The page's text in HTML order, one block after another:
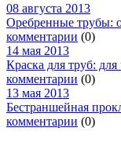
08 августа 2013
Оребренные трубы:
комментарии (0)
14 мая 2013
Краска для труб:
комментарии (0)
13 мая 2013
Бестраншейная
комментарии (0)